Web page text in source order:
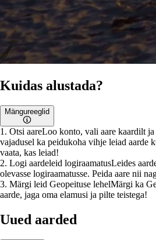
Kuidas alustada?
Mängureeglid
1 . Otsi aareLoo konto, vali aare kaardilt ja
vajadusel ka peidukoha vihje leiad aarde
vaata, kas leiad!
2. Logi aardeleid logiraamatusLeides
olevasse logiraamatusse. Peida aare nii
3. Märgi leid Geopeituse lehelMärgi ka
aarde, jaga oma elamusi ja pilte teistega!
Uued aarded